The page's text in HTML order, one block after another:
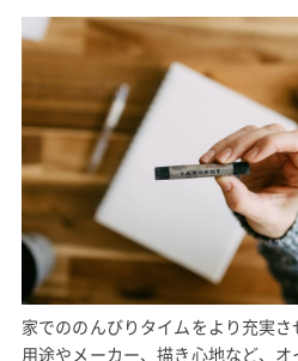
家でののんびりタイムをより充実さ
用途やメーカー、描き心地など、